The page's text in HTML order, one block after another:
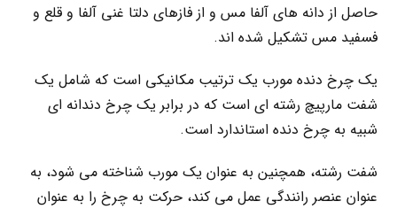
حاصل از دانه های آلفا مس و از فازهای دلتا غنی آلفا و قلع و
فسفید مس تشکیل شده اند.
یک چرخ دنده مورب یک ترتیب مکانیکی است که شامل یک
شفت مارپیچ رشته ای است که در برابر یک چرخ دندانه ای
شبیه به چرخ دنده استاندارد است.
شفت رشته، همچنین به عنوان یک مورب شناخته می شود، به
عنوان عنصر رانندگی عمل می کند، حرکت به چرخ را به عنوان